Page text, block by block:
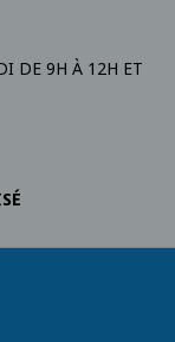
DE 9H À 12H ET